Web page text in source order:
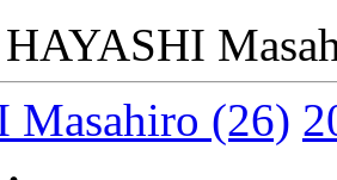
Masahiro (26)